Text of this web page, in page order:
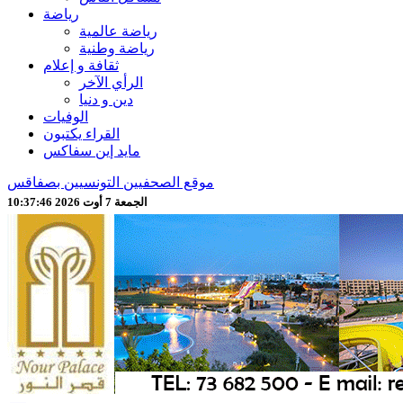
رياضة
رياضة عالمية
رياضة وطنية
ثقافة و إعلام
الرأي الآخر
دين و دنيا
الوفيات
القراء يكتبون
مايد إين سفاكس
موقع الصحفيين التونسيين بصفاقس
الجمعة 7 أوت 2026 10:37:48